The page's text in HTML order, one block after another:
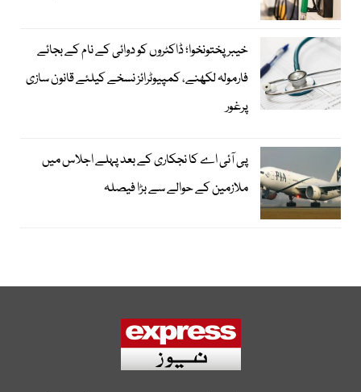
خیبرپختونخوا؛ ڈاکٹروں کو دوائی کے نام کے بجائے
فارمولہ لکھنے، کمپیوٹرائز نسخے کیلئے قانون سازی
پرغور
پی آئی اے کا نجکاری کے بعد پہلے اجلاس میں
ملازمین کے حوالے سے بڑا فیصلہ